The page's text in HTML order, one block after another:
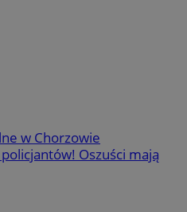
w Chorzowie
Oszuści mają